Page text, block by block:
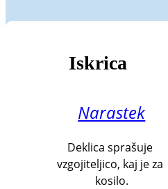
Iskrica
Narastek
Deklica sprašuje
vzgojiteljico, kaj je za
kosilo.